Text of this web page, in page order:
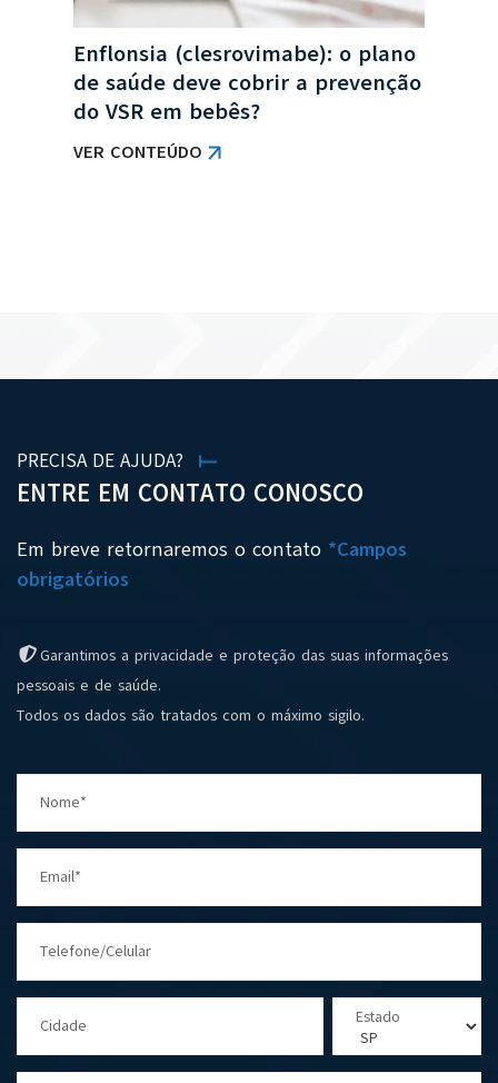
Enflonsia (clesrovimabe): o plano
de saúde deve cobrir a prevenção
do VSR em bebês?
VER CONTEÚDO
PRECISA DE AJUDA?
ENTRE EM CONTATO CONOSCO
Em breve retornaremos o contato *Campos
obrigatórios
Garantimos a privacidade e proteção das suas informações
pessoais e de saúde.
Todos os dados são tratados com o máximo sigilo.
Nome*
Email*
Telefone/Celular
Cidade Estado